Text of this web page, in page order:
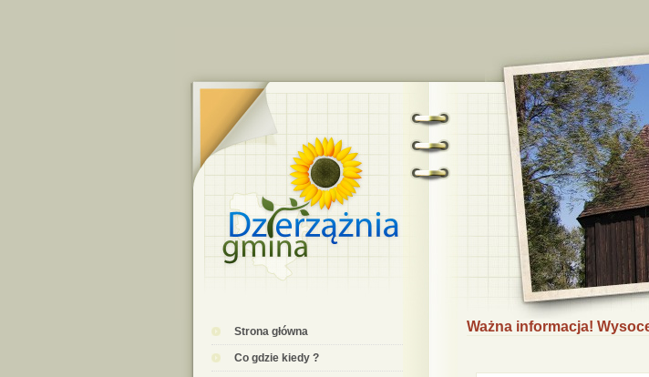
Strona główna
Co gdzie kiedy ?
Ważna informacja!